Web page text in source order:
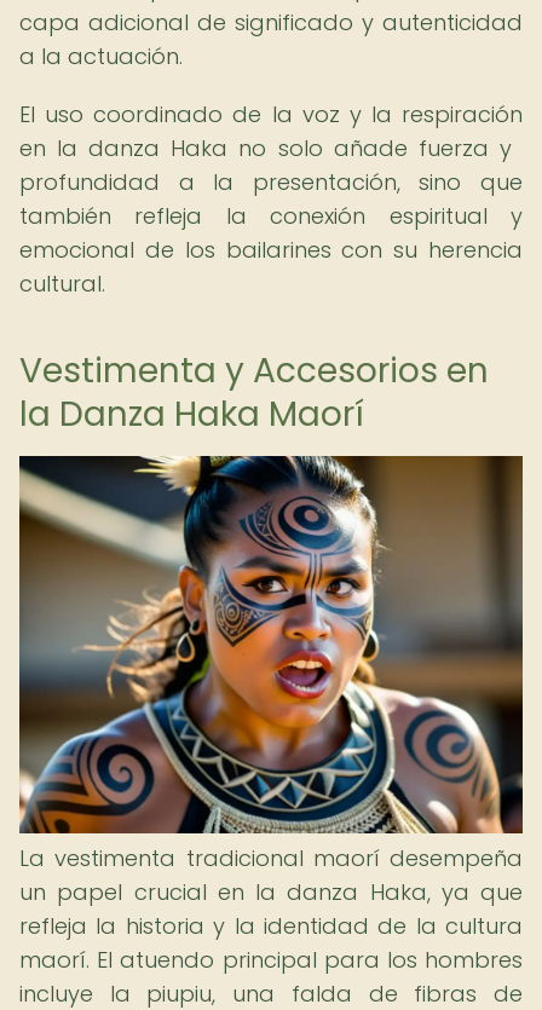
capa adicional de significado y autenticidad
a la actuación.
El uso coordinado de la voz y la respiración
en la danza Haka no solo añade fuerza y ​​
profundidad a la presentación, sino que
también refleja la conexión espiritual y
emocional de los bailarines con su herencia
cultural.
Vestimenta y Accesorios en
la Danza Haka Maorí
La vestimenta tradicional maorí desempeña
un papel crucial en la danza Haka, ya que
refleja la historia y la identidad de la cultura
maorí. El atuendo principal para los hombres
incluye la piupiu, una falda de fibras de